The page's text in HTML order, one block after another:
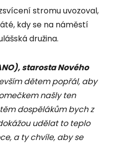
stromu uvozoval,
kdy se na náměstí
družina.
starosta Nového
dětem popřál, aby
našly ten
dospělákům bych z
udělat to teplo
a ty chvíle, aby se